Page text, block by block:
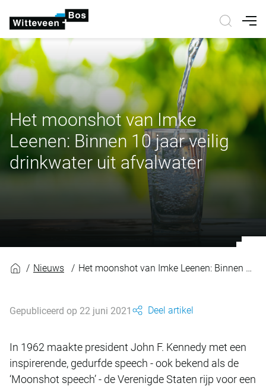
Het moonshot van Imke
Leenen: Binnen 10 jaar veilig
drinkwater uit afvalwater
Nieuws Het moonshot van Imke Leenen: Binnen 10 jaar veilig drinkwater uit afvalwater
Gepubliceerd op 22 juni 2021 Deel artikel
In 1962 maakte president John F. Kennedy met een
inspirerende, gedurfde speech - ook bekend als de
‘Moonshot speech’ - de Verenigde Staten rijp voor een